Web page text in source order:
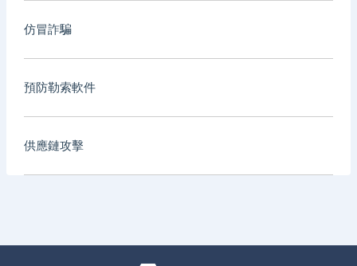
仿冒詐騙
預防勒索軟件
供應鏈攻擊